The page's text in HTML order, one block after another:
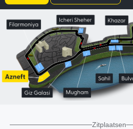
Zitplaatsen